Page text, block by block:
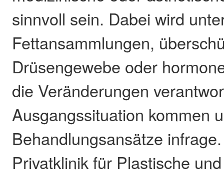
sinnvoll sein. Dabei wird
Fettansammlungen,
Drüsengewebe oder
die Veränderungen
Ausgangssituation kommen
Behandlungsansätze
Privatklinik für Plastische